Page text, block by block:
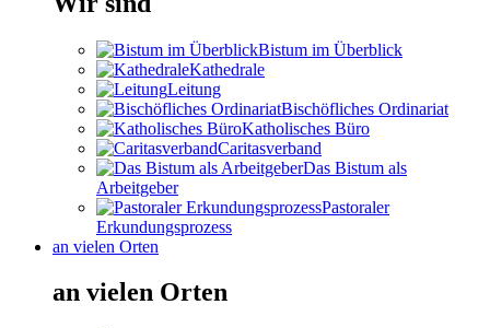
Bistum im Überblick
Kathedrale
Leitung
Bischöfliches Ordinariat
Katholisches Büro
Caritasverband
Das Bistum als
Arbeitgeber
Pastoraler
Erkundungsprozess
an vielen Orten
an vielen Orten